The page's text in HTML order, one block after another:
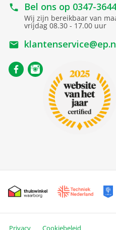
Bel ons op 0347-
Wij zijn bereikbaar van
vrijdag 08.30 - 17.00 uur
Privacy Cookiebeleid